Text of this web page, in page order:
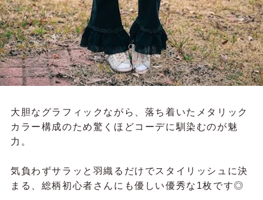
大胆なグラフィックながら、落ち着いたメタリック
カラー構成のため驚くほどコーデに馴染むのが魅
力。
気負わずサラッと羽織るだけでスタイリッシュに決
まる、総柄初心者さんにも優しい優秀な1枚です◎